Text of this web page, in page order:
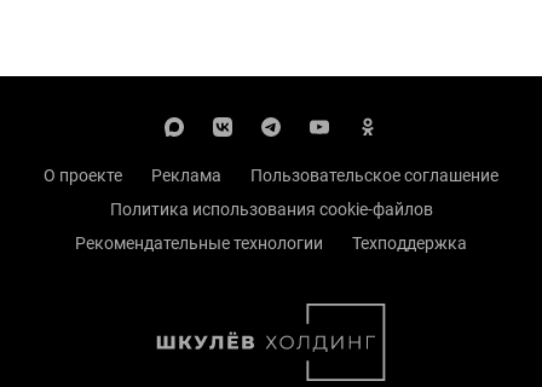
О проекте Реклама
Пользовательское соглашение
Политика использования cookie-файлов
Рекомендательные технологии
Техподдержка